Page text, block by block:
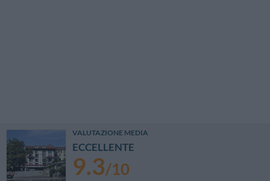
VALUTAZIONE MEDIA
ECCELLENTE
9.3/10